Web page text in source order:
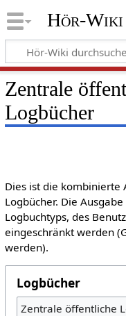
Hör-Wiki
Zentrale
Logbücher
Dies ist die kombinierte
Logbücher. Die
Logbuchtyps, des
eingeschränkt werden
werden).
Logbücher
Zentrale öffentliche